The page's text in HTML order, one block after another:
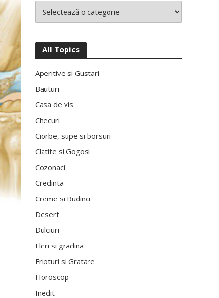
All Topics
Aperitive si Gustari
Bauturi
Casa de vis
Checuri
Ciorbe, supe si borsuri
Clatite si Gogosi
Cozonaci
Credinta
Creme si Budinci
Desert
Dulciuri
Flori si gradina
Fripturi si Gratare
Horoscop
Inedit